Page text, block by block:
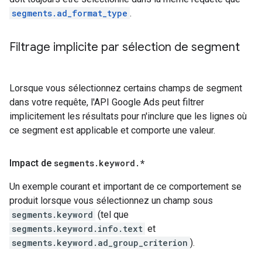
segments.ad_format_type .
Filtrage implicite par sélection de segment
Lorsque vous sélectionnez certains champs de segment
dans votre requête, l'API Google Ads peut filtrer
implicitement les résultats pour n'inclure que les lignes où
ce segment est applicable et comporte une valeur.
Impact de segments. keyword . *
Un exemple courant et important de ce comportement se
produit lorsque vous sélectionnez un champ sous
segments.keyword (tel que
segments.keyword.info.text et
segments.keyword.ad_group_criterion ).